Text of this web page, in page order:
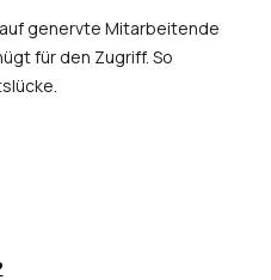
genervte Mitarbeitende
für den Zugriff. So